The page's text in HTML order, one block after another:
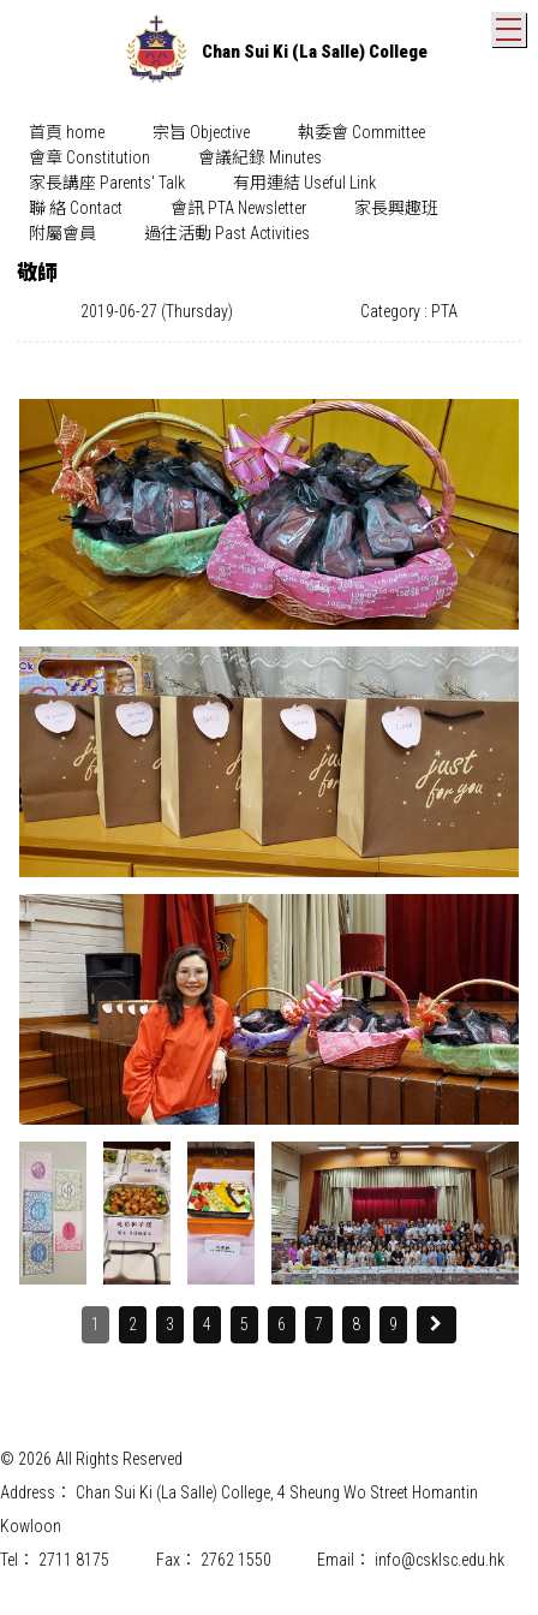
Chan Sui Ki (La Salle) College
首頁 home 宗旨 Objective
執委會 Committee
會章 Constitution
會議紀錄 Minutes
家長講座 Parents' Talk
有用連結 Useful Link
聯 絡 Contact
會訊 PTA Newsletter
家長興趣班
附屬會員
過往活動 Past Activities
敬師
2019-06-27 (Thursday) Category : PTA
1 2 3 4 5 6 7 8 9
© 2026 All Rights Reserved
Address：
Chan Sui Ki (La Salle) College, 4 Sheung Wo Street Homantin
Kowloon
Tel：
2711 8175 Fax： 2762 1550 Email： info@csklsc.edu.hk